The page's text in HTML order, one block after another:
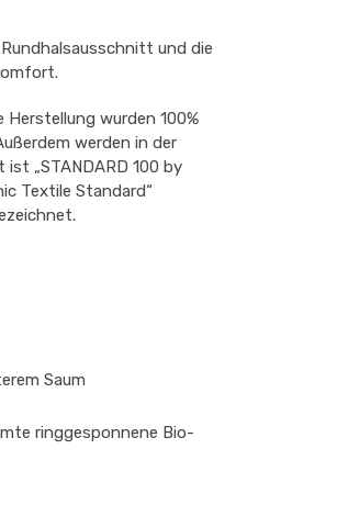
und die
wurden 100%
werden in der
„STANDARD 100 by
Textile Standard“
Saum
ringgesponnene Bio-